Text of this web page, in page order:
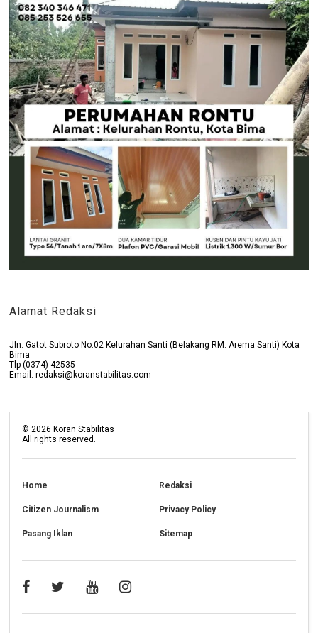
Alamat Redaksi
Jln. Gatot Subroto No.02 Kelurahan Santi (Belakang RM. Arema Santi) Kota
Bima
Tlp (0374) 42535
Email: redaksi@koranstabilitas.com
©2026 Koran Stabilitas
All rights reserved.
Home Redaksi
Citizen Journalism Privacy Policy
Pasang Iklan Sitemap